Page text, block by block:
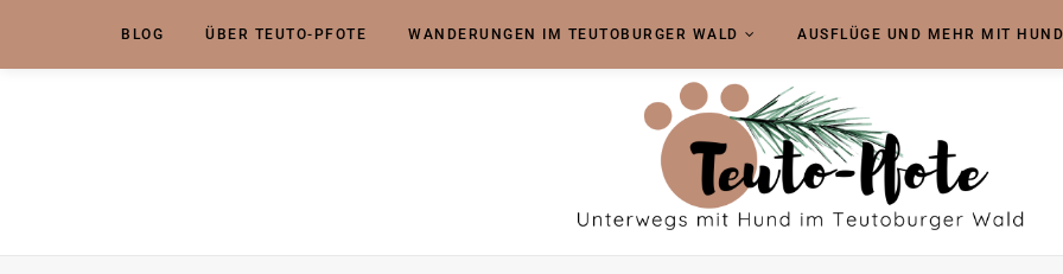
BLOG ÜBER TEUTO-PFOTE WANDERUNGEN IM TEUTOBURGER WALD AUSFLÜGE UND MEHR MIT HUND